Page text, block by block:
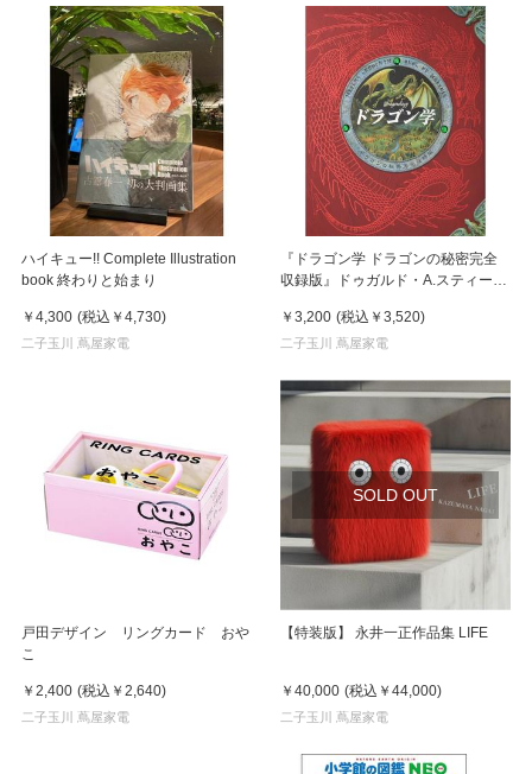
ハイキュー!! Complete Illustration
book 終わりと始まり
￥4,300 (税込 ￥4,730)
二子玉川 蔦屋家電
『ドラゴン学 ドラゴンの秘密完全
収録版』ドゥガルド・A.スティール
￥3,200 (税込 ￥3,520)
二子玉川 蔦屋家電
戸田デザイン リングカード おや
こ
￥2,400 (税込 ￥2,640)
二子玉川 蔦屋家電
SOLD OUT
【特装版】 永井一正作品集 LIFE
￥40,000 (税込 ￥44,000)
二子玉川 蔦屋家電